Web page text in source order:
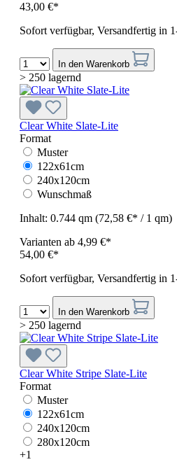
43,00 €*
Sofort verfügbar, Versandfertig in
In den Warenkorb
> 250 lagernd
Clear White Slate-Lite
Format
Muster
122x61cm
240x120cm
Wunschmaß
Inhalt: 0.744 qm (72,58 €* / 1 qm)
Varianten ab 4,99 €*
54,00 €*
Sofort verfügbar, Versandfertig in
In den Warenkorb
> 250 lagernd
Clear White Stripe Slate-Lite
Format
Muster
122x61cm
240x120cm
280x120cm
+1